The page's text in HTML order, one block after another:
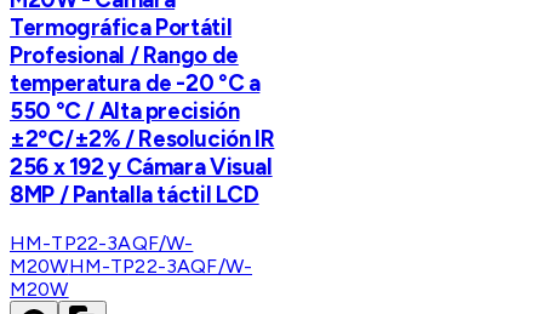
Termográfica Portátil
Profesional / Rango de
temperatura de -20 °C a
550 °C / Alta precisión
±2℃/±2% / Resolución IR
256 x 192 y Cámara Visual
8MP / Pantalla táctil LCD
HM-TP22-3AQF/W-
M20WHM-TP22-3AQF/W-
M20W